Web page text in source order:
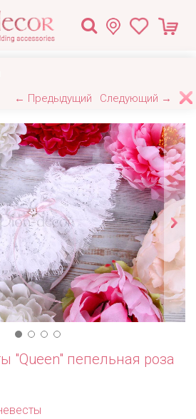
← Предыдущий
Следующий →
"Queen" пепельная роза